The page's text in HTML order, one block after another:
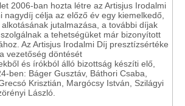
2006-ban hozta létre az Artisjus Irodalmi
nagydíj célja az előző év egy kiemelkedő,
jutalmazása, a további díjak
a tehetségüket már bizonyított
Az Artisjus Irodalmi Díj presztízsértéke
vezetőség döntését
és írókból álló bizottság készíti elő,
ben: Báger Gusztáv, Báthori Csaba,
Krisztián, Margócsy István, Szilágyi
László.